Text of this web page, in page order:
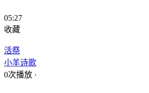
05:27
收藏
活祭
小羊诗歌
0次播放 ·